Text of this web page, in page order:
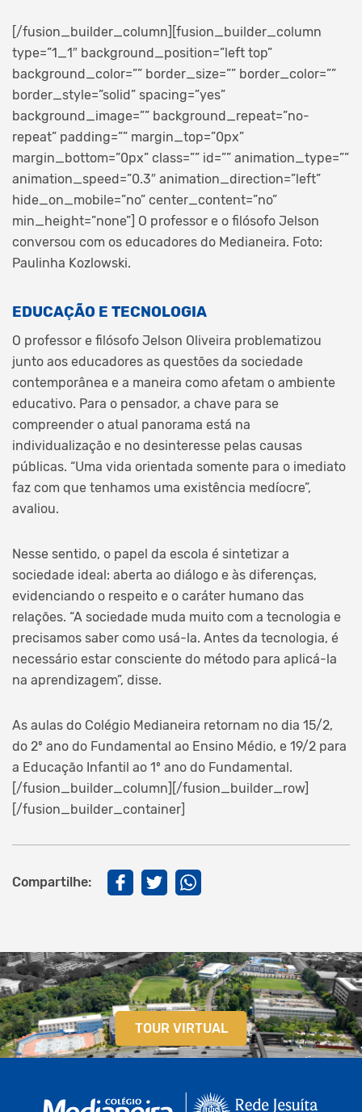
[/fusion_builder_column][fusion_builder_column
type=”1_1″ background_position=”left top”
background_color=”” border_size=”” border_color=””
border_style=”solid” spacing=”yes”
background_image=”” background_repeat=”no-
repeat” padding=”” margin_top=”0px”
margin_bottom=”0px” class=”” id=”” animation_type=””
animation_speed=”0.3″ animation_direction=”left”
hide_on_mobile=”no” center_content=”no”
min_height=”none”] O professor e o filósofo Jelson
conversou com os educadores do Medianeira. Foto:
Paulinha Kozlowski.
EDUCAÇÃO E TECNOLOGIA
O professor e filósofo Jelson Oliveira problematizou
junto aos educadores as questões da sociedade
contemporânea e a maneira como afetam o ambiente
educativo. Para o pensador, a chave para se
compreender o atual panorama está na
individualização e no desinteresse pelas causas
públicas. “Uma vida orientada somente para o imediato
faz com que tenhamos uma existência medíocre”,
avaliou.
Nesse sentido, o papel da escola é sintetizar a
sociedade ideal: aberta ao diálogo e às diferenças,
evidenciando o respeito e o caráter humano das
relações. “A sociedade muda muito com a tecnologia e
precisamos saber como usá-la. Antes da tecnologia, é
necessário estar consciente do método para aplicá-la
na aprendizagem”, disse.
As aulas do Colégio Medianeira retornam no dia 15/2,
do 2º ano do Fundamental ao Ensino Médio, e 19/2 para
a Educação Infantil ao 1º ano do Fundamental.
[/fusion_builder_column][/fusion_builder_row]
[/fusion_builder_container]
Compartilhe:
TOUR VIRTUAL